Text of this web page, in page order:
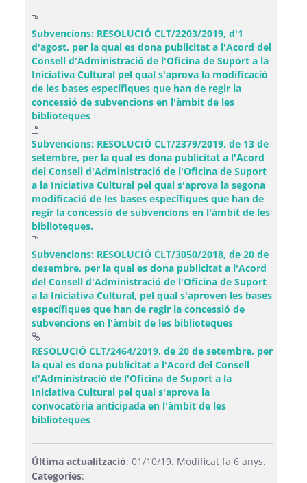
Subvencions: RESOLUCIÓ CLT/2203/2019, d'1
d'agost, per la qual es dona publicitat a l'Acord del
Consell d'Administració de l'Oficina de Suport a la
Iniciativa Cultural pel qual s'aprova la modificació
de les bases específiques que han de regir la
concessió de subvencions en l'àmbit de les
biblioteques
Subvencions: RESOLUCIÓ CLT/2379/2019, de 13 de
setembre, per la qual es dona publicitat a l'Acord
del Consell d'Administració de l'Oficina de Suport
a la Iniciativa Cultural pel qual s'aprova la segona
modificació de les bases específiques que han de
regir la concessió de subvencions en l'àmbit de les
biblioteques.
Subvencions: RESOLUCIÓ CLT/3050/2018, de 20 de
desembre, per la qual es dona publicitat a l'Acord
del Consell d'Administració de l'Oficina de Suport
a la Iniciativa Cultural, pel qual s'aproven les bases
específiques que han de regir la concessió de
subvencions en l'àmbit de les biblioteques
RESOLUCIÓ CLT/2464/2019, de 20 de setembre, per
la qual es dona publicitat a l'Acord del Consell
d'Administració de l'Oficina de Suport a la
Iniciativa Cultural pel qual s'aprova la
convocatòria anticipada en l'àmbit de les
biblioteques(Obre una finestra nova)
Última actualització: 01/10/19. Modificat fa 6 anys.
Categories: